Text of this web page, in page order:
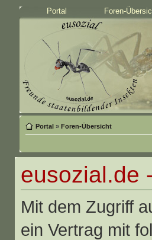
Portal Foren-
Portal» Foren-Übersicht
eusozial.de
Mit dem Zugriff
ein Vertrag mit